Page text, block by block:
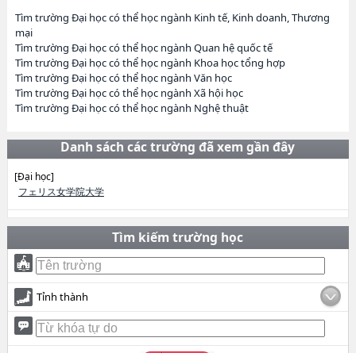
Tìm trường Đại học có thể học ngành Kinh tế, Kinh doanh, Thương
mại
Tìm trường Đại học có thể học ngành Quan hệ quốc tế
Tìm trường Đại học có thể học ngành Khoa học tổng hợp
Tìm trường Đại học có thể học ngành Văn học
Tìm trường Đại học có thể học ngành Xã hội học
Tìm trường Đại học có thể học ngành Nghệ thuật
Danh sách các trường đã xem gần đây
[Đại học]
フェリス女学院大学
Tìm kiếm trường học
Tỉnh thành